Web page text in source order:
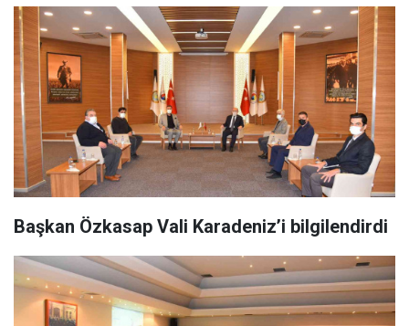
Başkan Özkasap Vali Karadeniz’i bilgilendirdi